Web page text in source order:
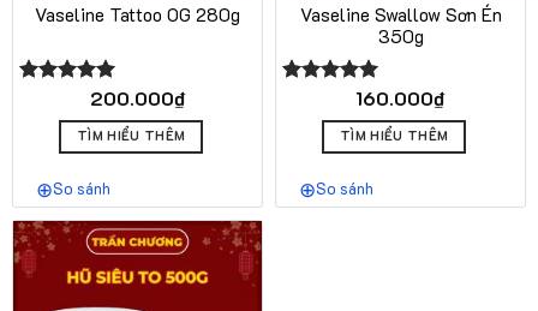
Vaseline Tattoo OG 280g
Được xếp
hạng5.00
200.000₫
TÌM HIỂU THÊM
So sánh
Vaseline Swallow Sơn Én
350g
Được xếp
hạng5.00
160.000₫
TÌM HIỂU THÊM
So sánh